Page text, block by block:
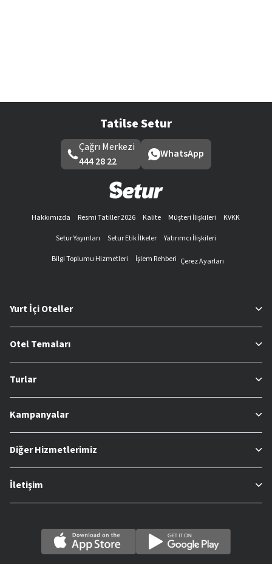
Tatilse Setur
Çağrı Merkezi
444 28 22
WhatsApp
Hakkımızda Resmi Tatiller 2026 Kalite Müşteri İlişkileri
KVKK
Setur Yayınları
Setur Etik İlkeler
Yatırımcı İlişkileri
Bilgi Toplumu Hizmetleri
İşlem Rehberi Çerez Ayarları
Yurt İçi Oteller
Otel Temaları
Turlar
Kampanyalar
Diğer Hizmetlerimiz
İletişim